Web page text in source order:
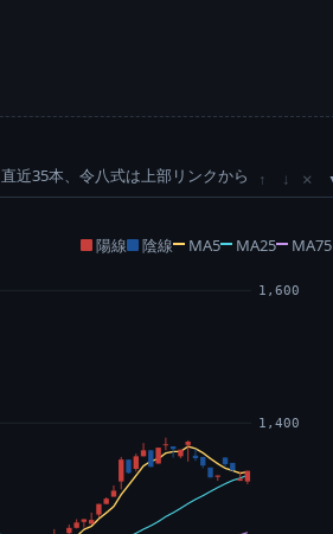
直近35本、令八式は上部リンクから ↑ ↓ ×
陽線 陰線 MA5 MA25 MA75
1,400
1,600